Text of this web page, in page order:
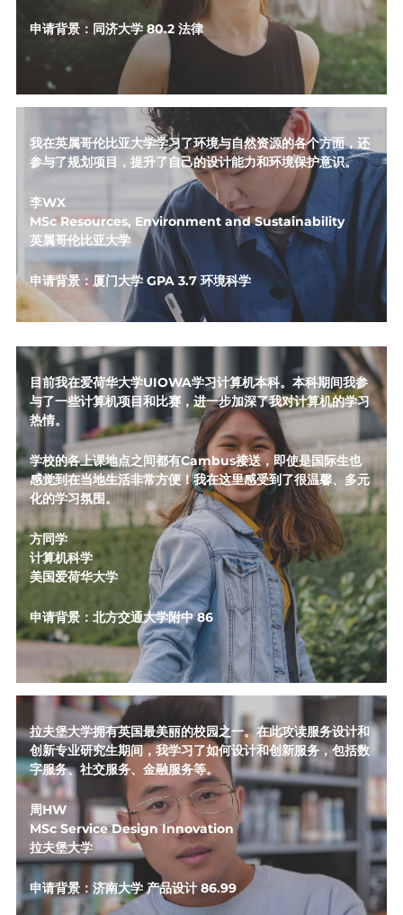
申请背景：同济大学 80.2 法律
我在英属哥伦比亚大学学习了环境与自然资源的各个方面，还
参与了规划项目，提升了自己的设计能力和环境保护意识。
李WX
MSc Resources, Environment and Sustainability
英属哥伦比亚大学
申请背景：厦门大学 GPA 3.7 环境科学
拉夫堡大学拥有英国最美丽的校园之一。在此攻读服务设计和
创新专业研究生期间，我学习了如何设计和创新服务，包括数
字服务、社交服务、金融服务等。
周HW
MSc Service Design Innovation
拉夫堡大学
申请背景：济南大学 产品设计 86.99
目前我在爱荷华大学UIOWA学习计算机本科。本科期间我参
与了一些计算机项目和比赛，进一步加深了我对计算机的学习
热情。
学校的各上课地点之间都有Cambus接送，即使是国际生也
感觉到在当地生活非常方便！我在这里感受到了很温馨、多元
化的学习氛围。
方同学
计算机科学
美国爱荷华大学
申请背景：北方交通大学附中 86